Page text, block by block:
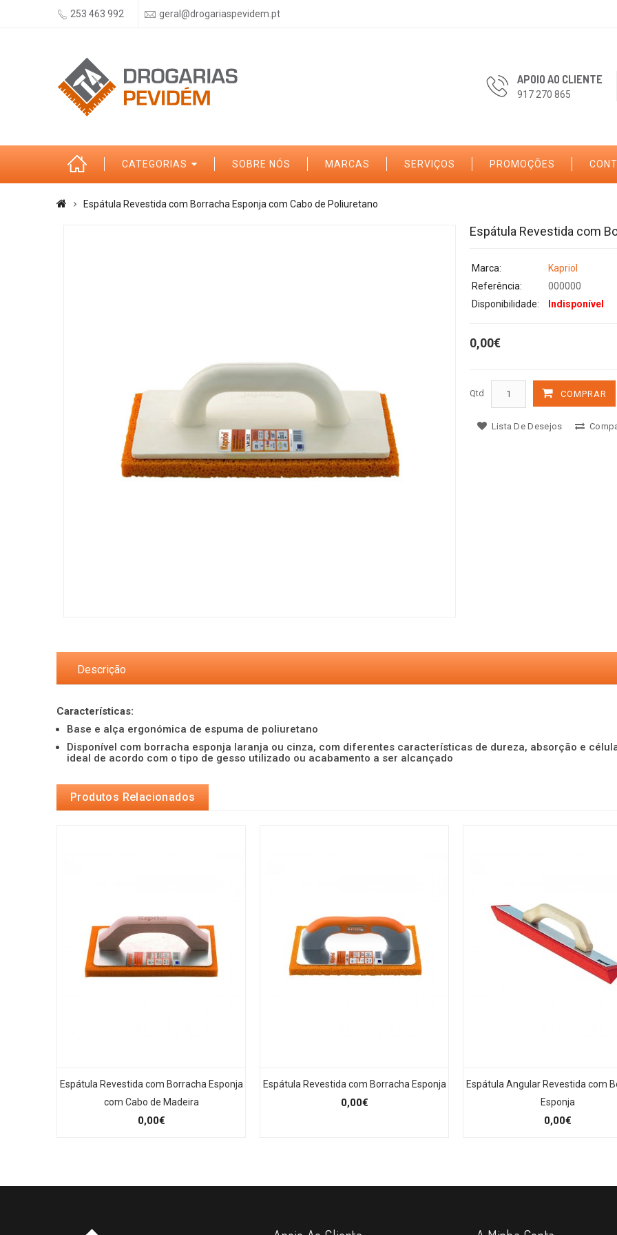
253 463 992 geral@drogariaspevidem.pt
APOIO AO CLIENTE
917 270 865
CATEGORIAS SOBRE NÓS MARCAS SERVIÇOS PROMOÇÕES
Espátula Revestida com Borracha Esponja com Cabo de Poliuretano
Espátula Revestida com
Marca:
Kapriol
Referência:
000000
Disponibilidade:
Indisponível
0,00€
Qtd COMPRAR
Lista De Desejos
Descrição
Características:
Base e alça ergonómica de espuma de poliuretano
Disponível com borracha esponja laranja ou cinza, com diferentes características de dureza, absorção e
ideal de acordo com o tipo de gesso utilizado ou acabamento a ser alcançado
Produtos Relacionados
Espátula Revestida com Borracha Esponja
com Cabo de Madeira
0,00€
Espátula Revestida com Borracha Esponja
0,00€
Espátula Angular Revestida com
Esponja
0,00€